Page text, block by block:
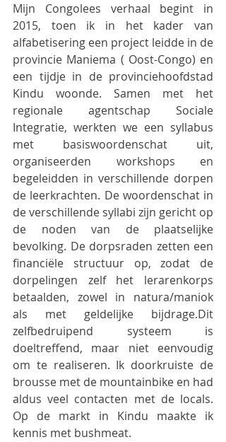
Mijn Congolees verhaal begint in
2015, toen ik in het kader van
alfabetisering een project leidde in de
provincie Maniema ( Oost-Congo) en
een tijdje in de provinciehoofdstad
Kindu woonde. Samen met het
regionale agentschap Sociale
Integratie, werkten we een syllabus
met basiswoordenschat uit,
organiseerden workshops en
begeleidden in verschillende dorpen
de leerkrachten. De woordenschat in
de verschillende syllabi zijn gericht op
de noden van de plaatselijke
bevolking. De dorpsraden zetten een
financiële structuur op, zodat de
dorpelingen zelf het lerarenkorps
betaalden, zowel in natura/maniok
als met geldelijke bijdrage.Dit
zelfbedruipend systeem is
doeltreffend, maar niet eenvoudig
om te realiseren. Ik doorkruiste de
brousse met de mountainbike en had
aldus veel contacten met de locals.
Op de markt in Kindu maakte ik
kennis met bushmeat.